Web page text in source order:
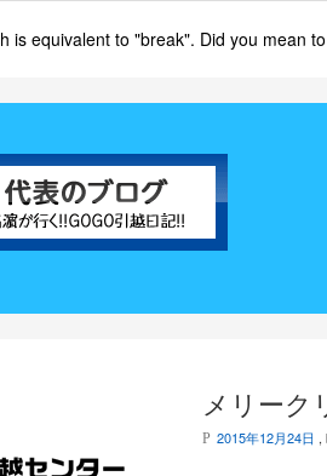
is equivalent to "break". Did you mean
メリーク
P 2015年12月24日 ,